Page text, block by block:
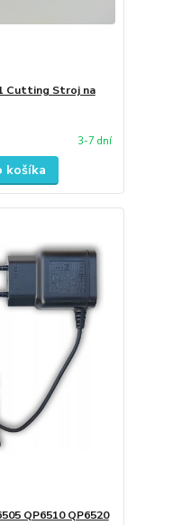
Cutting Stroj na
3-7 dní
košíka
QP6510 QP6520